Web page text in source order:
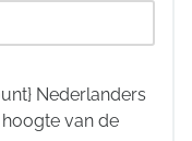
Nederlanders
van de